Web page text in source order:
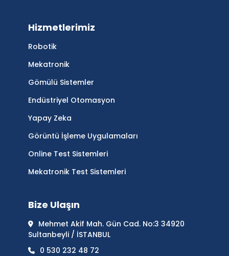
Hizmetlerimiz
Robotik
Mekatronik
Gömülü Sistemler
Endüstriyel Otomasyon
Yapay Zeka
Görüntü İşleme Uygulamaları
Online Test Sistemleri
Mekatronik Test Sistemleri
Bize Ulaşın
Mehmet Akif Mah. Gün Cad. No:3 34920
Sultanbeyli / İSTANBUL
0 530 232 48 72